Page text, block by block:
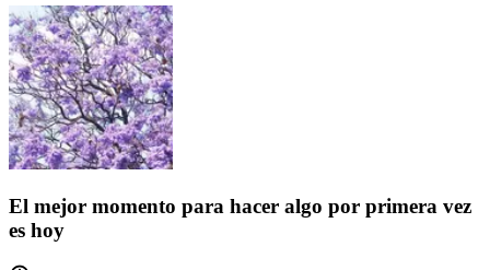
El mejor momento para hacer algo por primera vez
es hoy